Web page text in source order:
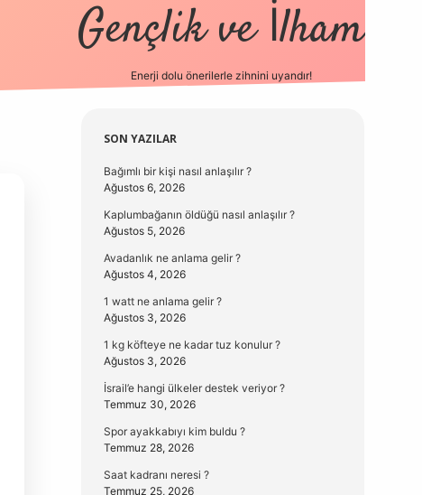
Gençlik ve İlham
Enerji dolu önerilerle zihnini uyandır!
Sidebar
SON YAZILAR
Bağımlı bir kişi nasıl anlaşılır ?
Ağustos 6, 2026
Kaplumbağanın öldüğü nasıl anlaşılır ?
Ağustos 5, 2026
Avadanlık ne anlama gelir ?
Ağustos 4, 2026
1 watt ne anlama gelir ?
Ağustos 3, 2026
1 kg köfteye ne kadar tuz konulur ?
Ağustos 3, 2026
İsrail’e hangi ülkeler destek veriyor ?
Temmuz 30, 2026
Spor ayakkabıyı kim buldu ?
Temmuz 28, 2026
Saat kadranı neresi ?
Temmuz 25, 2026